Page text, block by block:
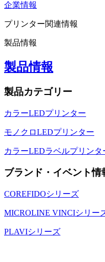
企業情報
プリンター関連情報
製品情報
製品情報
製品カテゴリー
カラーLEDプリンター
モノクロLEDプリンター
カラーLEDラベルプリンタ
ブランド・イベント情
COREFIDOシリーズ
MICROLINE VINCIシリー
PLAVIシリーズ